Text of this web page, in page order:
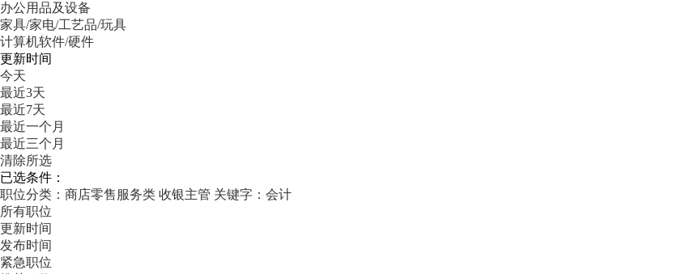
办公用品及设备
家具/家电/工艺品/玩具
计算机软件/硬件
更新时间
今天
最近3天
最近7天
最近一个月
最近三个月
清除所选
已选条件：
职位分类：商店零售服务类 收银主管 关键字：会计
所有职位
更新时间
发布时间
紧急职位